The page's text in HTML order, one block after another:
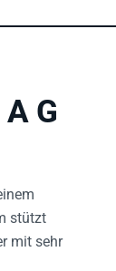
G
stützt
mit sehr